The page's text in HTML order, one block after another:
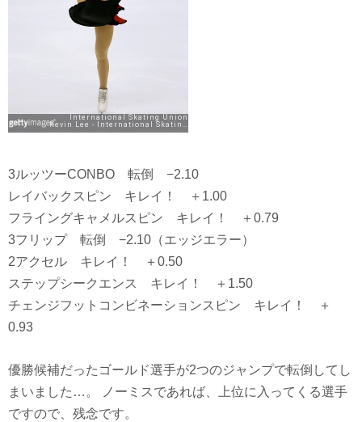
3ルッツーCONBO 転倒 −2.10
レイバックスピン キレイ！ ＋1.00
フライングキャメルスピン キレイ！ ＋0.79
3フリップ 転倒 −2.10（エッジエラー）
2アクセル キレイ！ ＋0.50
ステップシークエンス キレイ！ ＋1.50
チェンジフットコンビネーションスピン キレイ！ ＋
0.93
優勝候補だったゴールド選手が2つのジャンプで転倒してし
まいました…。 ノーミスであれば、上位に入ってくる選手
ですので、残念です。